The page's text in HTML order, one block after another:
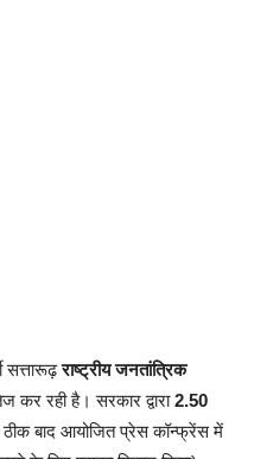
सत्तारूढ़राष्ट्रीय जनतांत्रिक
कर रही है। सरकार द्वारा2.50
ठीक बाद आयोजित प्रेस कॉन्फ्रेंस में